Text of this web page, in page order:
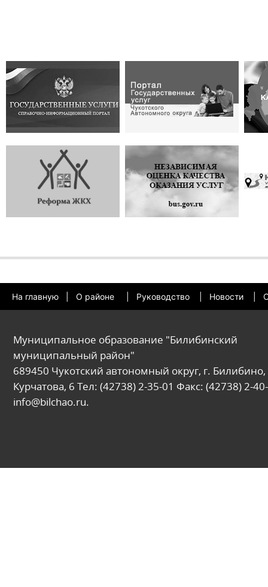
На главную О районе Руководство Новости
Муниципальное образование "Билибинский
муниципальный район"
689450 Чукотский автономный округ, г. Билибино,
Курчатова, 6 Тел: (42738) 2-35-01 Факс: (42738) 2-
info@bilchao.ru.